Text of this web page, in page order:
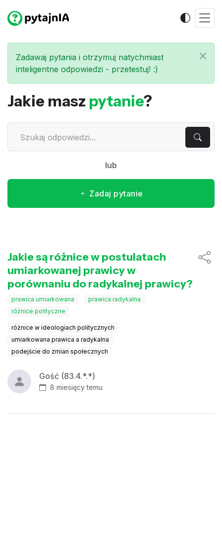
Zadawaj pytania i otrzymuj natychmiast
inteligentne odpowiedzi - przetestuj! :)
Jakie masz pytanie?
lub
Zadaj pytanie
Jakie są różnice w postulatach
umiarkowanej prawicy w
porównaniu do radykalnej prawicy?
prawica umiarkowana
prawica radykalna
różnice polityczne
różnice w ideologiach politycznych
umiarkowana prawica a radykalna
podejście do zmian społecznych
Gość (83.4.*.*)
8 miesięcy temu